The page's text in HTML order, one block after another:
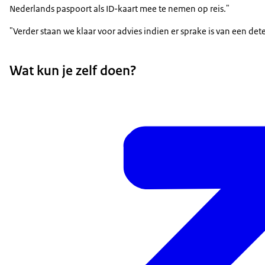
Nederlands paspoort als ID-kaart mee te nemen op reis."
"Verder staan we klaar voor advies indien er sprake is van een
Wat kun je zelf doen?